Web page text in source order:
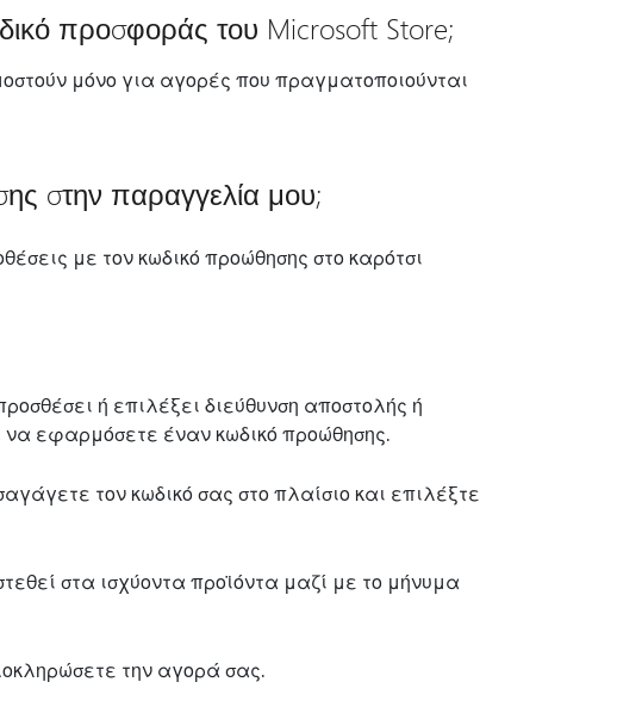
προσφοράς του Microsoft Store;
μόνο για αγορές που πραγματοποιούνται
στην παραγγελία μου;
με τον κωδικό προώθησης στο καρότσι
ή επιλέξει διεύθυνση αποστολής ή
να εφαρμόσετε έναν κωδικό προώθησης.
τον κωδικό σας στο πλαίσιο και επιλέξτε
στα ισχύοντα προϊόντα μαζί με το μήνυμα
την αγορά σας.